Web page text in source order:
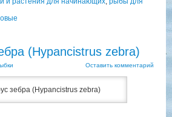
(Hypancistrus zebra)
Оставить комментарий